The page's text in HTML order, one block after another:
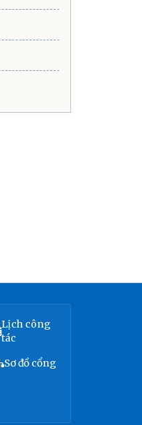
Lịch công
tác
Sơ đồ cổng